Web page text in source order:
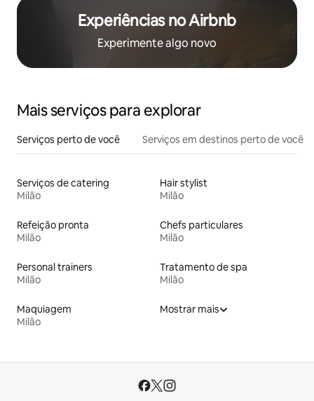
Experiências no Airbnb
Experimente algo novo
Mais serviços para explorar
Serviços perto de você Serviços em destinos perto de você
Serviços de catering
Milão
Hair stylist
Milão
Refeição pronta
Milão
Chefs particulares
Milão
Personal trainers
Milão
Tratamento de spa
Milão
Maquiagem
Milão
Mostrar mais